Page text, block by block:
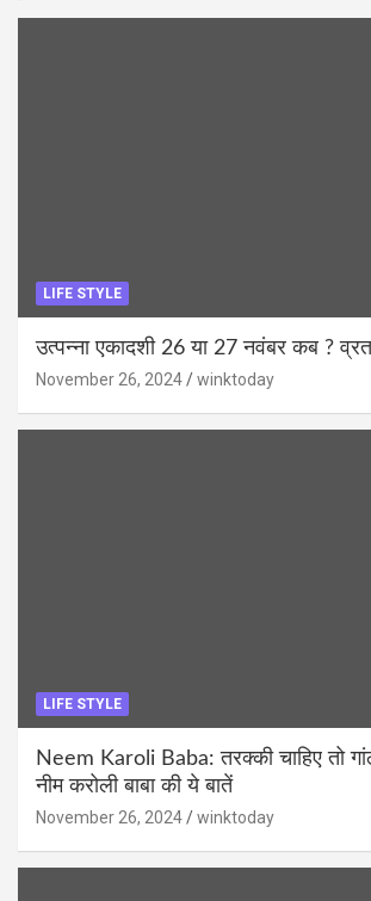
LIFE STYLE
उत्पन्ना एकादशी 26 या 27 नवंबर कब ?
November 26, 2024 winktoday
LIFE STYLE
Neem Karoli Baba: तरक्की चाहिए तो
नीम करोली बाबा की ये बातें
November 26, 2024 winktoday